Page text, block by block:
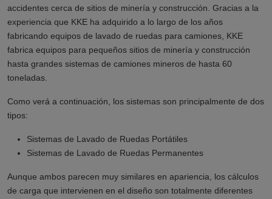
accidentes cerca de sitios de minería y construcción. Gracias a la
experiencia que KKE ha adquirido a lo largo de los años
fabricando equipos de lavado de ruedas para camiones, KKE
fabrica equipos para pequeños sitios de minería y construcción
hasta grandes sistemas de camiones mineros de hasta 60
toneladas.
Como verá a continuación, los sistemas son principalmente de dos
tipos:
Sistemas de Lavado de Ruedas Portátiles
Sistemas de Lavado de Ruedas Permanentes
Aunque ambos parecen muy similares en apariencia, los cálculos
de carga que intervienen en el diseño son totalmente diferentes